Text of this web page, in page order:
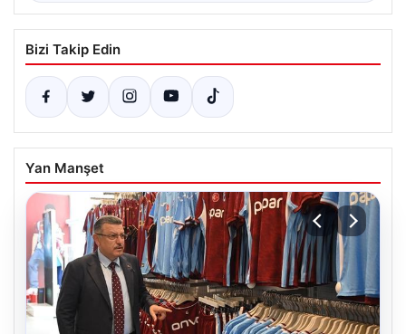
Bizi Takip Edin
Yan Manşet